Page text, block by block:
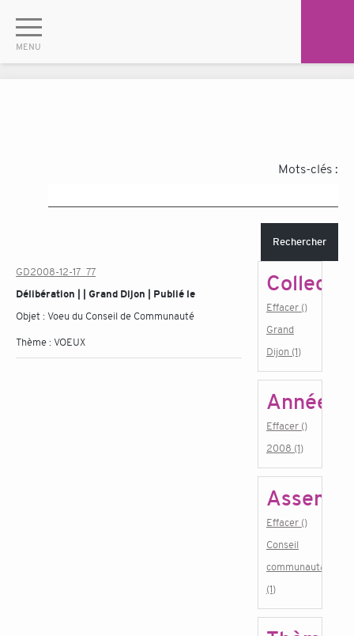
Mots-clés :
Rechercher
GD2008-12-17_77
Délibération | | Grand Dijon | Publié le
Objet :Voeu du Conseil de Communauté
Thème :VOEUX
Effacer ()
Grand
Dijon (1)
Année
Effacer ()
2008 (1)
Effacer ()
Conseil
communautaire
(1)